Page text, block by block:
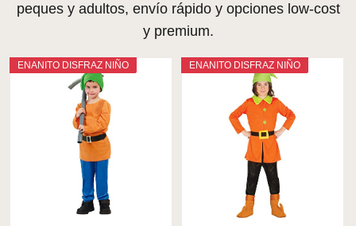
peques y adultos, envío rápido y opciones low-cost
y premium.
ENANITO DISFRAZ NIÑO ENANITO DISFRAZ NIÑO